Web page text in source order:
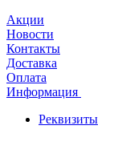
Акции
Новости
Контакты
Доставка
Оплата
Информация
Реквизиты